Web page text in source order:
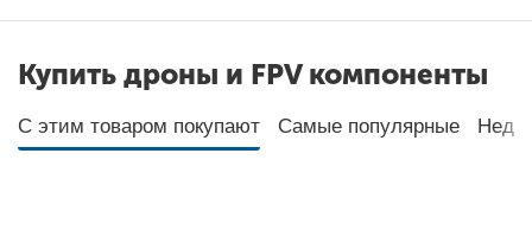
Купить дроны и FPV компоненты
С этим товаром покупают Самые популярные